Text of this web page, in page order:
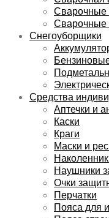
Сварочные
Сварочные
Снегоуборщики
Средства
Аптечки и
Каски
Краги
Маски и
Наушники
Очки
Перчатки
Пояса для